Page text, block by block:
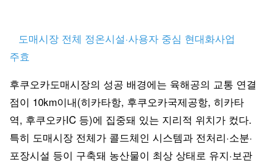
도매시장 전체 정온시설·사용자 중심 현대화사업
주효
후쿠오카도매시장의 성공 배경에는 육해공의 교통 연결
점이 10km이내(히카타항, 후쿠오카국제공항, 히카타
역, 후쿠오카IC 등)에 집중돼 있는 지리적 위치가 컸다.
특히 도매시장 전체가 콜드체인 시스템과 전처리·소분·
포장시설 등이 구축돼 농산물이 최상 상태로 유지·보관